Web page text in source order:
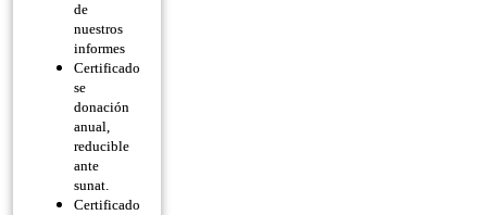
de
nuestros
informes
Certificado
se
donación
anual,
reducible
ante
sunat.
Certificado